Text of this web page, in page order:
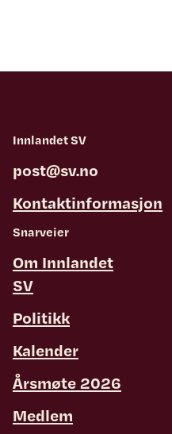
Innlandet SV
post@sv.no
Kontaktinformasjon
Snarveier
Om Innlandet
SV
Politikk
Kalender
Årsmøte 2026
Medlem